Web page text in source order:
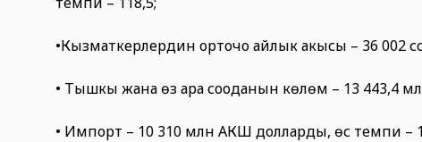
•Кызматкерлердин орточо айлык акысы – 36 002
• Тышкы жана өз ара сооданын көлөмү – 13 443,4
• Импорт – 10 310 млн АКШ долларды, өсүү темпи –